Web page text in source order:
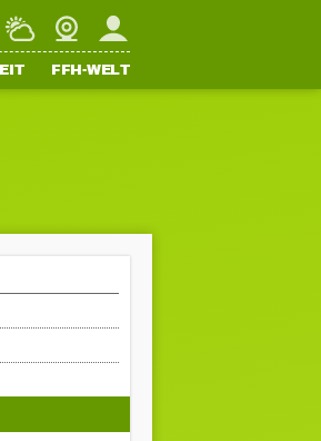
WetterWebcamMein FFH
FFH-WELT